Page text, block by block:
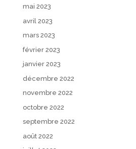
mai 2023
avril 2023
mars 2023
février 2023
janvier 2023
décembre 2022
novembre 2022
octobre 2022
septembre 2022
août 2022